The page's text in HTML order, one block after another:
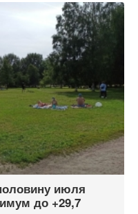
июля
до +29,7